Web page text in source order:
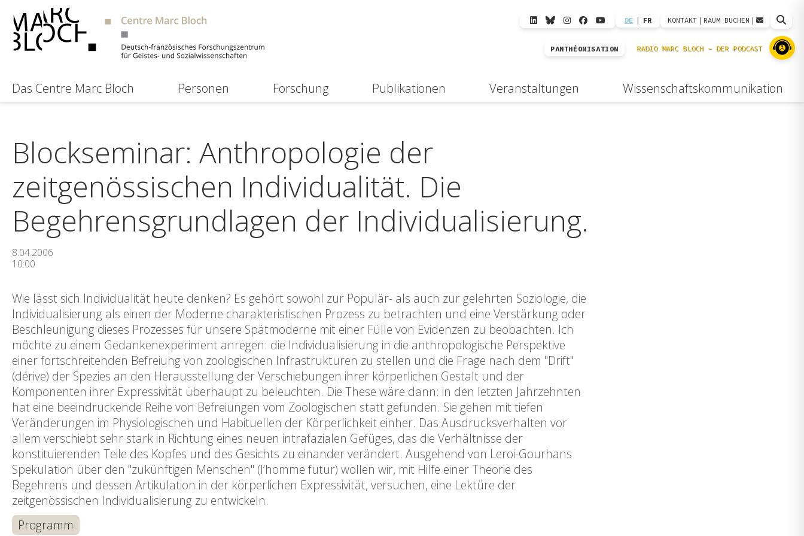
DE | FR KONTAKT | RAUM BUCHEN |
PANTHÉONISATION
Das Centre Marc Bloch Personen Forschung Publikationen Veranstaltungen Wissenschaftskommunikation
Blockseminar: Anthropologie der
zeitgenössischen Individualität. Die
Begehrensgrundlagen der Individualisierung.
8.04.2006
10:00
Wie lässt sich Individualität heute denken? Es gehört sowohl zur Populär- als auch zur gelehrten Soziologie, die
Individualisierung als einen der Moderne charakteristischen Prozess zu betrachten und eine Verstärkung oder
Beschleunigung dieses Prozesses für unsere Spätmoderne mit einer Fülle von Evidenzen zu beobachten. Ich
möchte zu einem Gedankenexperiment anregen: die Individualisierung in die anthropologische Perspektive
einer fortschreitenden Befreiung von zoologischen Infrastrukturen zu stellen und die Frage nach dem "Drift"
(dérive) der Spezies an den Herausstellung der Verschiebungen ihrer körperlichen Gestalt und der
Komponenten ihrer Expressivität überhaupt zu beleuchten. Die These wäre dann: in den letzten Jahrzehnten
hat eine beeindruckende Reihe von Befreiungen vom Zoologischen statt gefunden. Sie gehen mit tiefen
Veränderungen im Physiologischen und Habituellen der Körperlichkeit einher. Das Ausdrucksverhalten vor
allem verschiebt sehr stark in Richtung eines neuen intrafazialen Gefüges, das die Verhältnisse der
konstituierenden Teile des Kopfes und des Gesichts zu einander verändert. Ausgehend von Leroi-Gourhans
Spekulation über den "zukünftigen Menschen" (l’homme futur) wollen wir, mit Hilfe einer Theorie des
Begehrens und dessen Artikulation in der körperlichen Expressivität, versuchen, eine Lektüre der
zeitgenössischen Individualisierung zu entwickeln.
Programm